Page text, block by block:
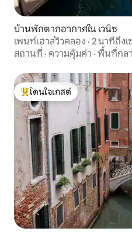
บ้านพักตากอากาศใน เวนิซ
เพนท์เฮาส์วิวคลอง · 2 นาทีถึง
สถานที่ · ความคุ้มค่า · พื้นที่กล
โดนใจเกสต์ที่สุด
โดนใจเกสต์